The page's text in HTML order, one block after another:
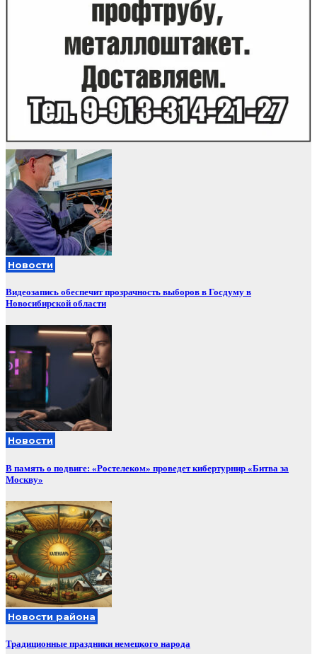
Новости
Видеозапись обеспечит прозрачность выборов в Госдуму в
Новосибирской области
Новости
В память о подвиге: «Ростелеком» проведет кибертурнир «Битва за
Москву»
Новости района
Традиционные праздники немецкого народа